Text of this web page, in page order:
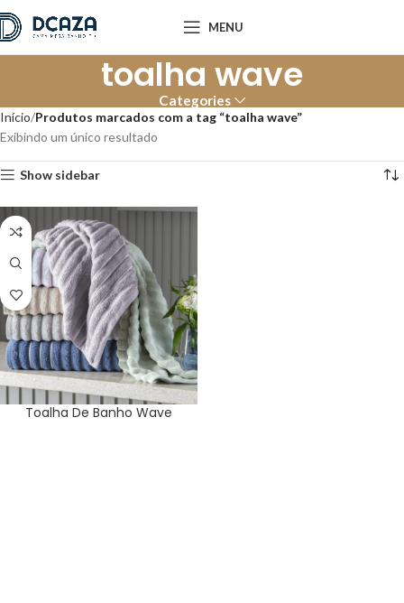
MENU
toalha wave
Categories
Início Produtos marcados com a tag “toalha wave”
Exibindo um único resultado
Show sidebar
Toalha De Banho Wave